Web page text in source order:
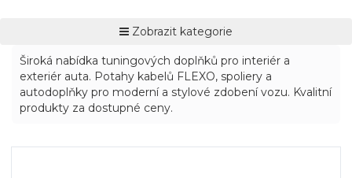
Zobrazit kategorie
Široká nabídka tuningových doplňků pro interiér a
exteriér auta. Potahy kabelů FLEXO, spoliery a
autodoplňky pro moderní a stylové zdobení vozu. Kvalitní
produkty za dostupné ceny.